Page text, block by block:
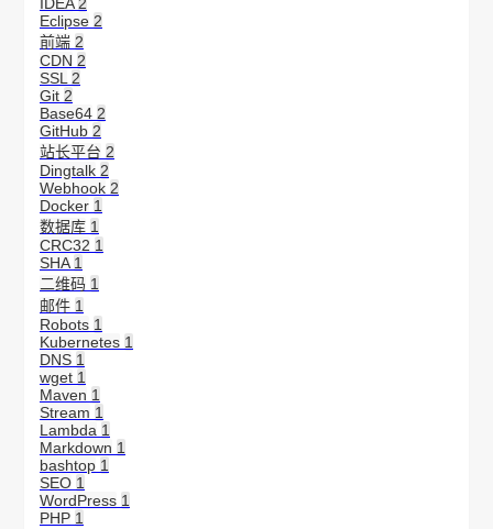
Eclipse 2
前端 2
CDN 2
SSL 2
Git 2
Base64 2
GitHub 2
站长平台 2
Dingtalk 2
Webhook 2
Docker 1
数据库 1
CRC32 1
SHA 1
二维码 1
邮件 1
Robots 1
Kubernetes 1
DNS 1
wget 1
Maven 1
Stream 1
Lambda 1
Markdown 1
bashtop 1
SEO 1
WordPress 1
PHP 1